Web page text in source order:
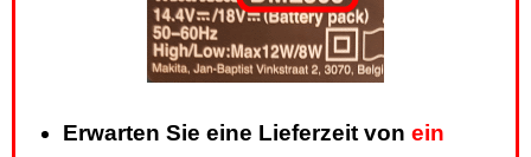
Erwarten Sie eine Lieferzeit von ein